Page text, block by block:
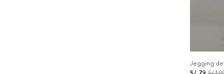
Jegging